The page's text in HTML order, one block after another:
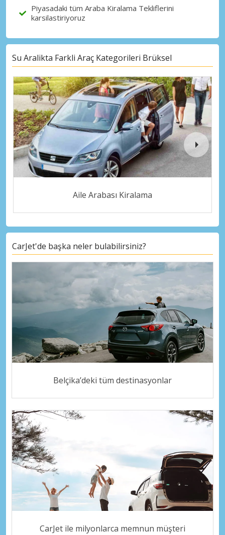
Piyasadaki tüm Araba Kiralama Tekliflerini
karsilastiriyoruz
Su Aralikta Farkli Araç Kategorileri Brüksel
Aile Arabası Kiralama
CarJet'de başka neler bulabilirsiniz?
Belçika’deki tüm destinasyonlar
CarJet ile milyonlarca memnun müşteri